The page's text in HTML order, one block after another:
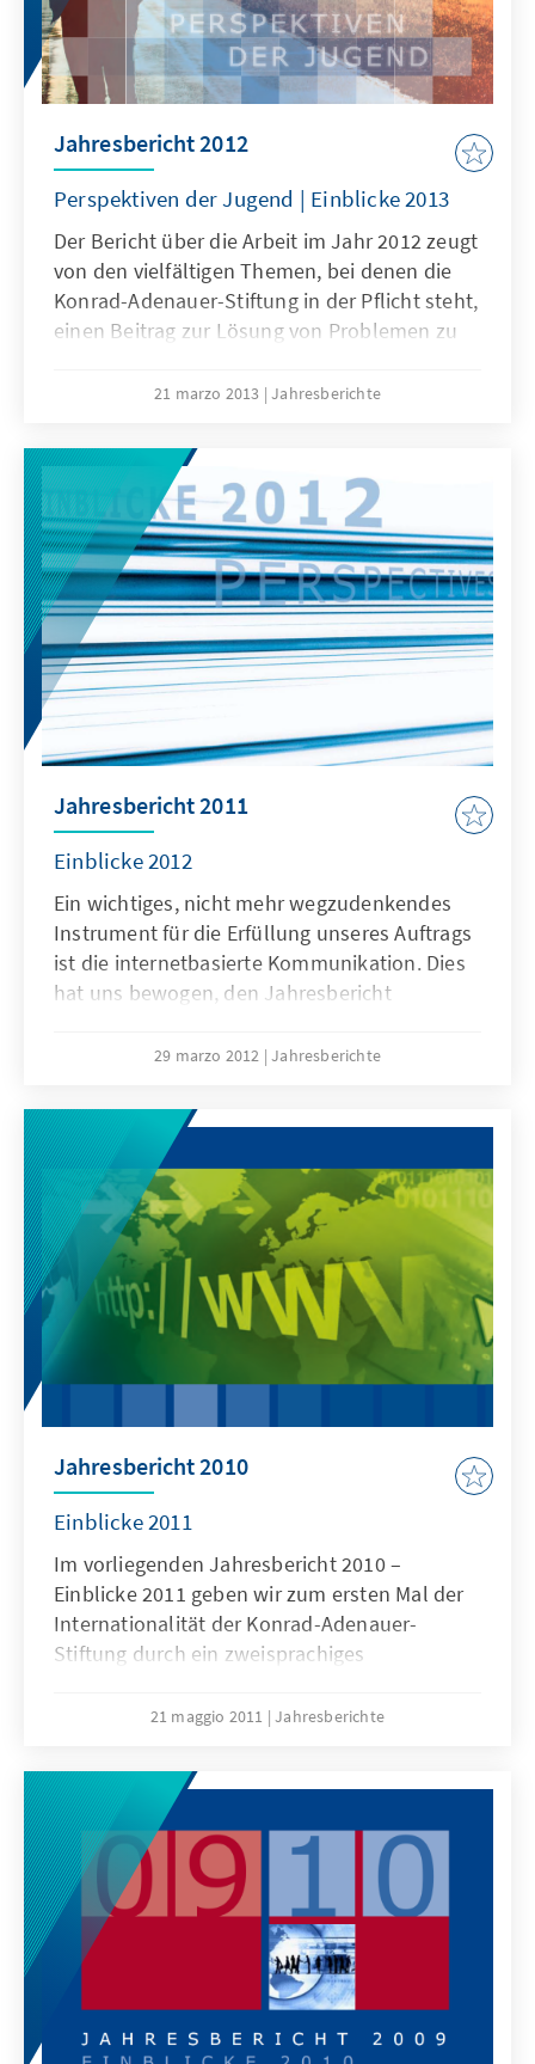
Jahresbericht 2012
Perspektiven der Jugend | Einblicke 2013
Der Bericht über die Arbeit im Jahr 2012 zeugt
von den vielfältigen Themen, bei denen die
Konrad-Adenauer-Stiftung in der Pflicht steht,
einen Beitrag zur Lösung von Problemen zu
zur Akzeptanz von Veränderungen
die europäische Schuldenkrise und die
Umbrüche in Nordafrika und im Nahen Osten.
Darüber hinaus thematisieren wir auch die
langfristigen Kontinuitäten und stellen unser
Jahresmotiv „Perspektiven der Jugend“ vor,
das unsere Arbeit im Jahr 2013 maßgeblich
lenkt.
21 marzo 2013 Jahresberichte
Jahresbericht 2011
Einblicke 2012
Ein wichtiges, nicht mehr wegzudenkendes
Instrument für die Erfüllung unseres Auftrags
ist die internetbasierte Kommunikation. Dies
hat uns bewogen, den Jahresbericht
zweisprachige Ausgabe (Deutsch und
Internetangebot verzahnt. Erstmals werden
die detaillierten Arbeitsberichte der einzelnen
Stiftungsabteilungen nur online
veröffentlicht. Dafür steht in der gedruckten
Ausgabe mehr Raum zur Verfügung für die
„Einblicke 2012“ in unsere
Schwerpunktthemen, unsere inhaltliche
Kompetenz und unsere langfristigen Projekte.
29 marzo 2012 Jahresberichte
Jahresbericht 2010
Einblicke 2011
Im vorliegenden Jahresbericht 2010 –
Einblicke 2011 geben wir zum ersten Mal der
Internationalität der Konrad-Adenauer-
Stiftung durch ein zweisprachiges
geben. Zugleich machen wir damit auch
Stiftungsarbeit zu einer wichtigen Leitlinie
geworden ist. Gemeint ist nicht eine
Verlagerung unserer inhaltlichen
Schwerpunkte auf globale Zusammenhänge,
sondern eine zunehmende und für unsere
Aktivitäten fruchtbar zu machende
Interdependenz von nationalen und
internationalen Themen.
21 maggio 2011 Jahresberichte